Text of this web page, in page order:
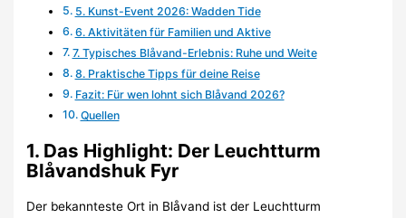
5. Kunst-Event 2026: Wadden Tide
6. Aktivitäten für Familien und Aktive
7. Typisches Blåvand-Erlebnis: Ruhe und Weite
8. Praktische Tipps für deine Reise
Fazit: Für wen lohnt sich Blåvand 2026?
Quellen
1. Das Highlight: Der Leuchtturm
Blåvandshuk Fyr
Der bekannteste Ort in Blåvand ist der Leuchtturm